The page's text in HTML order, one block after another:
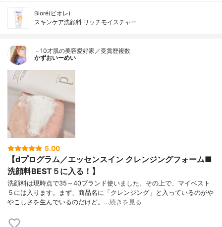
Bioré(ビオレ)
スキンケア洗顔料 リッチモイスチャー
－10才肌の美容愛好家／受賞歴複数
かずおいーめい
5.00
【dプログラム／エッセンスイン クレンジングフォーム■
洗顔料BEST５に入る！】
洗顔料は現時点で35～40ブランド使いました。その上で、マイベスト
５には入ります。まず、商品名に「クレンジング」と入っているのがや
やこしさを生んでいるのだけど。…続きを見る